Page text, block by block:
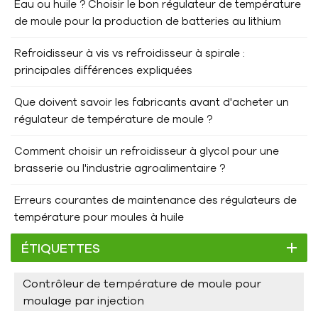
de tartre peuvent s'accumuler au fil du temps. Un
détartrage trimestriel ou semestriel, effectué avec des
les dépôts existants avant qu'ils ne provoquent des
obstructions plus importantes. Il est également important
d'éviter l'accumulation de débris et leur mélange avec les
minéraux, ce qui peut accélérer la formation de tartre. Un
car l'eau stagnante ou une mauvaise circulation créent des
conditions idéales pour l'accumulation de tartre. 3. Foire aux
questionsQ1 : L'échelle peut-elle vraiment affecter de
manière significative l'efficacité d'un refroidisseur ?Oui.
transfert de chaleur jusqu'à 30 %, obligeant ainsi le système
à consommer davantage d'énergie. Q2 : Le traitement
chimique est-il meilleur que le traitement physique de l'eau ?
Chacune présente des avantages. Le traitement chimique
Eau ou huile ? Choisir le bon régulateur de température
de moule pour la production de batteries au lithium
Refroidisseur à vis vs refroidisseur à spirale :
principales différences expliquées
Que doivent savoir les fabricants avant d'acheter un
régulateur de température de moule ?
Comment choisir un refroidisseur à glycol pour une
brasserie ou l'industrie agroalimentaire ?
Erreurs courantes de maintenance des régulateurs de
température pour moules à huile
ÉTIQUETTES
Contrôleur de température de moule pour
moulage par injection